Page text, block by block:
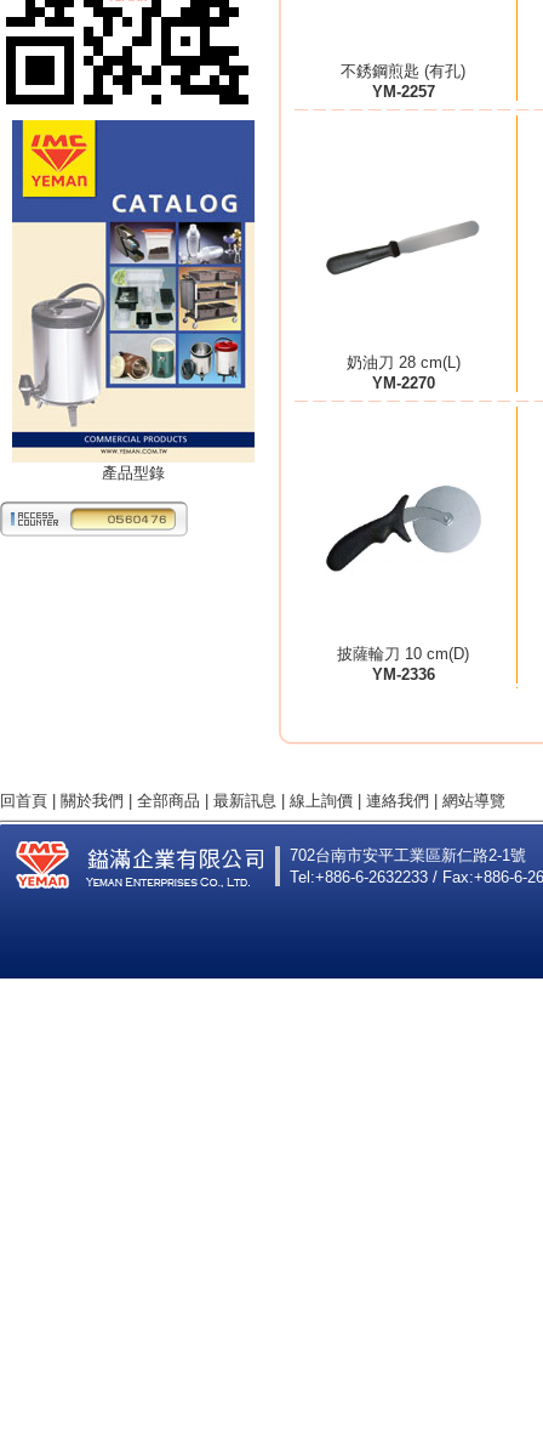
產品型錄
不銹鋼煎匙 (有孔)
YM-2257
奶油刀 28 cm(L)
YM-2270
披薩輪刀 10 cm(D)
YM-2336
回首頁 關於我們 全部商品 最新訊息 線上詢價 連絡我們 網站導覽
702台南市安平工業區新仁路2-1號
Tel:+886-6-2632233 / Fax:+886-6-